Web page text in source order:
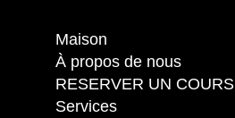
Maison
À propos de nous
RESERVER UN COURS
Services